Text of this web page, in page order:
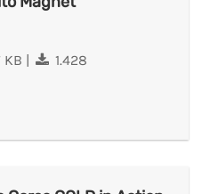
KB | 1.428